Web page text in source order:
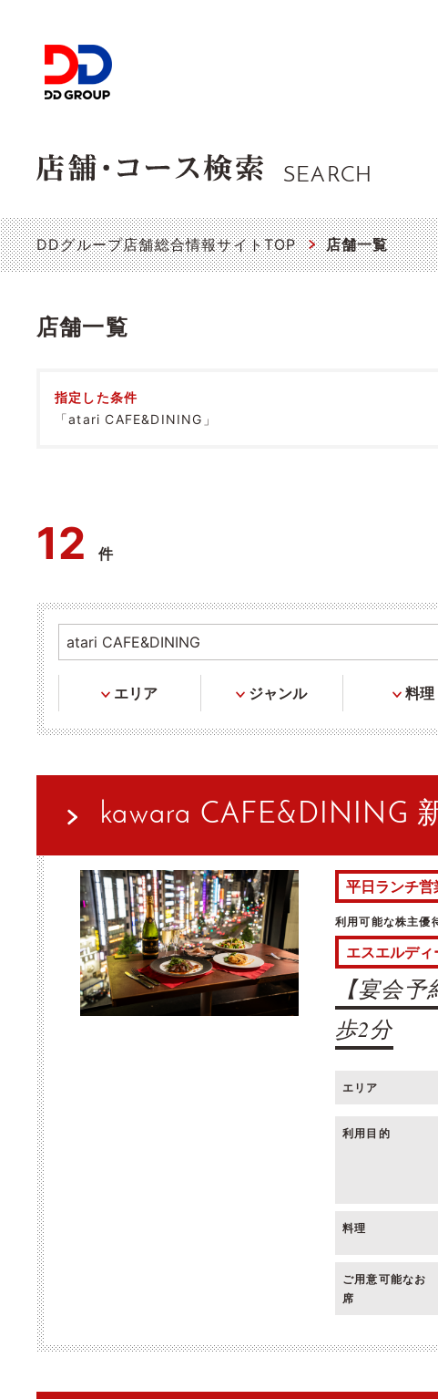
SEARCH
DDグループ店舗総合情報サイトTOP 店舗一覧
店舗一覧
指定した条件
「atari CAFE&DINING」
12 件
エリア ジャンル 料理
kawara CAFE&DINING
平日ランチ営
利用可能な株主優
エスエルディ
【宴会
歩2分
エリア
利用目的
料理
ご用意可能なお
席